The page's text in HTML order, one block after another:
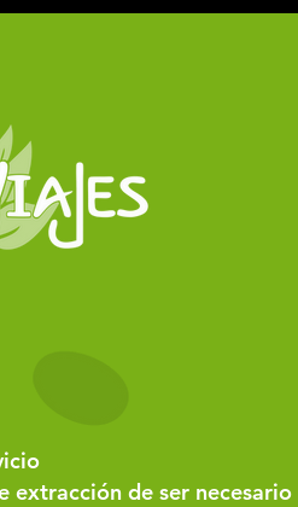
extracción de ser necesario